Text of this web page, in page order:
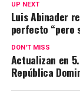
UP NEXT
Luis Abinader
perfecto “pero
DON'T MISS
Actualizan en
República